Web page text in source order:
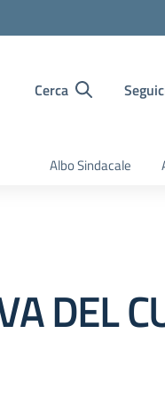
Cerca
Albo Sindacale
DEL